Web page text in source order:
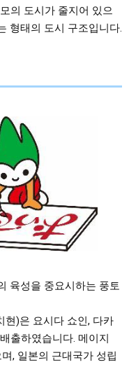
의 도시가 줄지어 있으
형태의 도시 구조입니다.
육성을 중요시하는 풍토
)은 요시다 쇼인, 다카
출하였습니다. 메이지
, 일본의 근대국가 성립